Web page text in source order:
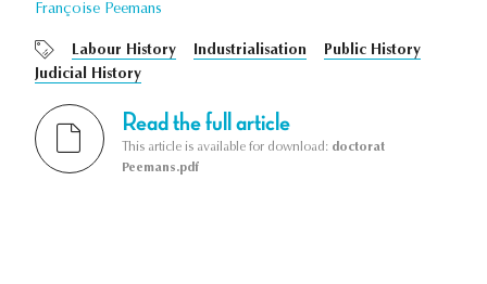
Françoise Peemans
Labour History Industrialisation
Public History
Judicial History
Read the full article
This article is available for download: doctorat
Peemans.pdf